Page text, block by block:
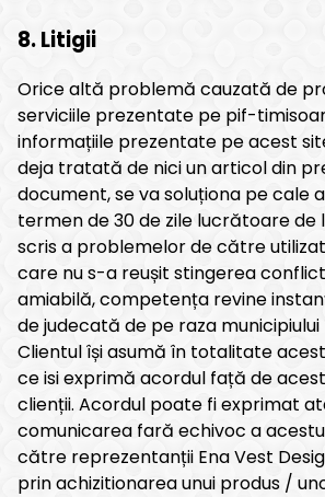
8. Litigii
Orice altă problemă cauzată de
serviciile prezentate pe pif-
informațiile prezentate pe acest
deja tratată de nici un articol din
document, se va soluționa pe cale
termen de 30 de zile lucrătoare de
scris a problemelor de către
care nu s-a reușit stingerea
amiabilă, competența revine
de judecată de pe raza municipiului
Clientul își asumă în totalitate
ce isi exprimă acordul față de
clienții. Acordul poate fi exprimat
comunicarea fară echivoc a
către reprezentanții Ena Vest
prin achizitionarea unui produs /